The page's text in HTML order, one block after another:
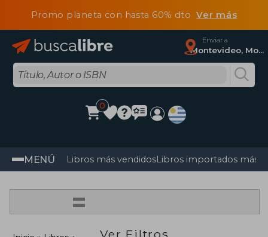
Promo planeta con hasta 60% dtoVer más
Enviar a
Montevideo, Montevideo
0
MENÚ Libros más vendidosLibros importados más
=
Ver Filtros